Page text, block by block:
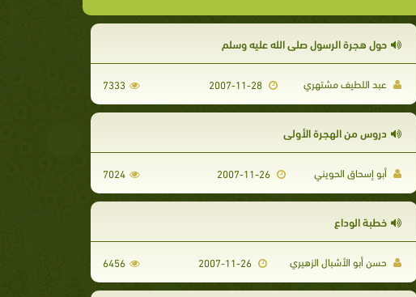
حول هجرة الرسول صلى الله عليه وسلم
عبد اللطيف مشتهري 7333
دروس من الهجرة الأولى
أبو إسحاق الحويني 2007-11-26
7024
خطبة الوداع
حسن أبو الأشبال الزهيري 6456